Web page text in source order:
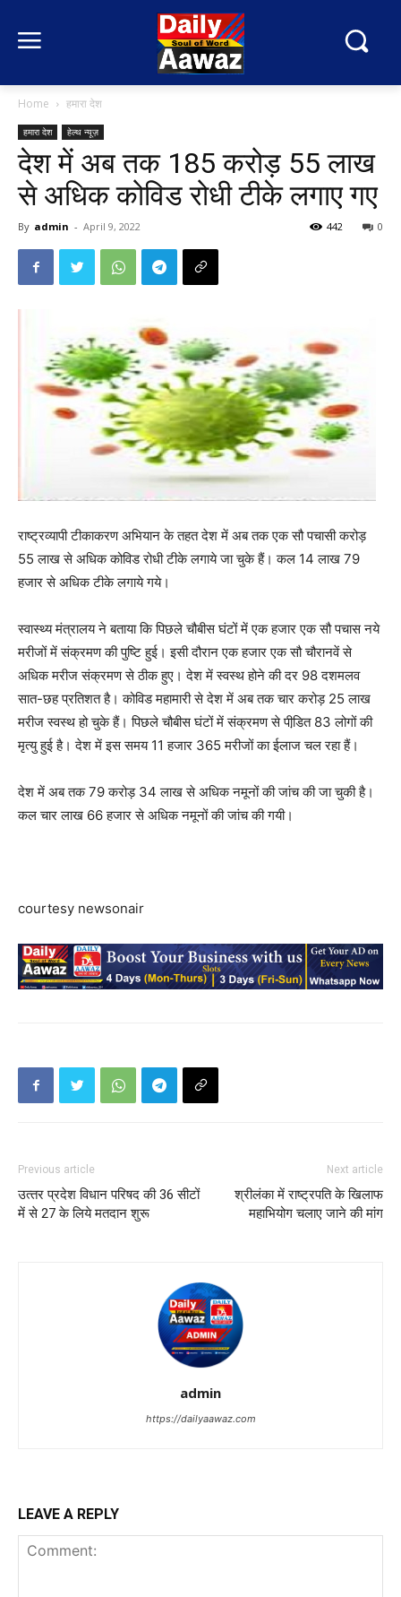
Home हमारा देश
हमारा देश हेल्थ न्यूज़
देश में अब तक 185 करोड़ 55 लाख
से अधिक कोविड रोधी टीके लगाए गए
By admin - April 9, 2022 0
442
राष्‍ट्रव्‍यापी टीकाकरण अभियान के तहत देश में अब तक एक सौ पचासी करोड़
55 लाख से अधिक कोविड रोधी टीके लगाये जा चुके हैं। कल 14 लाख 79
हजार से अधिक टीके लगाये गये।
स्‍वास्‍थ्‍य मंत्रालय ने बताया कि पिछले चौबीस घंटों में एक हजार एक सौ पचास नये
मरीजों में संक्रमण की पुष्टि हुई। इसी दौरान एक हजार एक सौ चौरानवें से
अधिक मरीज संक्रमण से ठीक हुए। देश में स्‍वस्थ होने की दर 98 दशमलव
सात-छह प्रतिशत है। कोविड महामारी से देश में अब तक चार करोड़ 25 लाख
मरीज स्‍वस्‍थ हो चुके हैं। पिछले चौबीस घंटों में संक्रमण से पीडि़त 83 लोगों की
मृत्‍यु हुई है। देश में इस समय 11 हजार 365 मरीजों का ईलाज चल रहा हैं।
देश में अब तक 79 करोड़ 34 लाख से अधिक नमूनों की जांच की जा चुकी है।
कल चार लाख 66 हजार से अधिक नमूनों की जांच की गयी।
courtesy newsonair
Previous article
उत्‍तर प्रदेश विधान परिषद की 36 सीटों
में से 27 के लिये मतदान शुरू
Next article
श्रीलंका में राष्ट्रपति के खिलाफ
महाभियोग चलाए जाने की मांग
admin
https://dailyaawaz.com
LEAVE A REPLY